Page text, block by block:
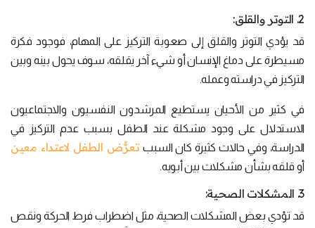
2. التوتر والقلق:
قد يؤدي التوتر والقلق إلى صعوبة التركيز على المهام، فوجود فكرة
مسيطرة على دماغ الإنسان أو شيء آخر يقلقه، سوف يحول بينه وبين
التركيز في دراسته وعمله.
في كثير من الأحيان يستطيع المرشدون النفسيون والاجتماعيون
الاستدلال على وجود مشكلة عند الطفل بسبب عدم التركيز في
الدراسة، وفي حالات كثيرة كان السبب تعرُّض الطفل لاعتداء معين
أو قلقه بشأن مشكلات بين أبويه.
3. المشكلات الصحية:
قد تؤدي بعض المشكلات الصحية، مثل اضطراب فرط الحركة ونقص